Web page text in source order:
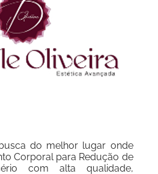
do melhor lugar onde
Corporal para Redução de
com alta qualidade,